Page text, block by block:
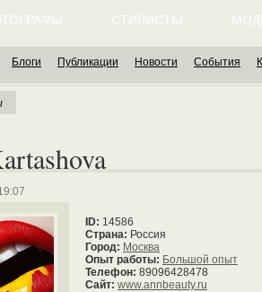
СТИЛИСТЫ
Блоги Публикации Новости События
ID: 14586
Страна: Россия
Город: Москва
Опыт работы: Большой опыт
Телефон: 89096428478
Сайт: www.annbeauty.ru